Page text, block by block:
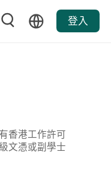
登入
香港工作許可
文憑或副學士